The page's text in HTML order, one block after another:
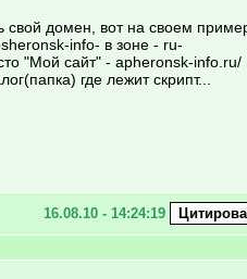
свой домен, вот на своем
info- в зоне - ru-
"Мой сайт" - apheronsk-info.ru/
где лежит скрипт...
16.08.10 - 14:24:19